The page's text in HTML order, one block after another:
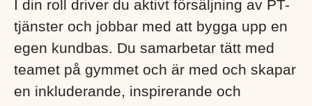
I din roll driver du aktivt försäljning av PT-
tjänster och jobbar med att bygga upp en
egen kundbas. Du samarbetar tätt med
teamet på gymmet och är med och skapar
en inkluderande, inspirerande och